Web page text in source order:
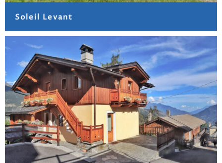
Soleil Levant